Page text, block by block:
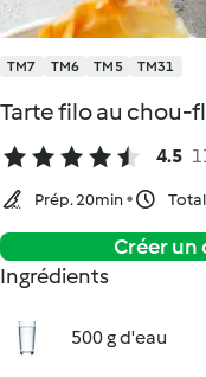
TM7 TM6 TM5 TM31
Tarte filo au chou-
4.5
Prép. 20min
Créer
Ingrédients
500 g d'eau